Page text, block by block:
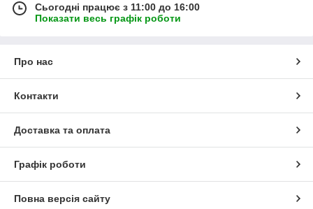
Сьогодні працює з 11:00 до 16:00
Показати весь графік роботи
Про нас
Контакти
Доставка та оплата
Графік роботи
Повна версія сайту